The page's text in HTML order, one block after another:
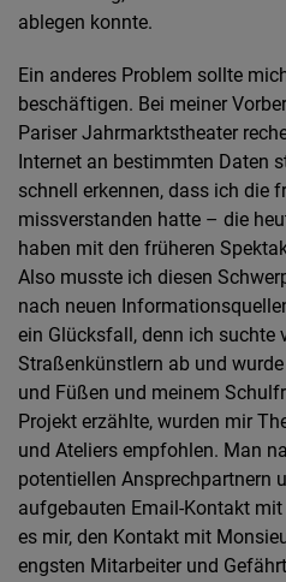
ablegen konnte.
Ein anderes Problem sollte
beschäftigen. Bei meiner
Pariser Jahrmarktstheater
Internet an bestimmten Daten
schnell erkennen, dass ich die
missverstanden hatte – die
haben mit den früheren
Also musste ich diesen
nach neuen
ein Glücksfall, denn ich suchte
Straßenkünstlern ab und
und Füßen und meinem
Projekt erzählte, wurden mir
und Ateliers empfohlen. Man
potentiellen Ansprechpartnern
aufgebauten Email-Kontakt
es mir, den Kontakt mit
engsten Mitarbeiter und